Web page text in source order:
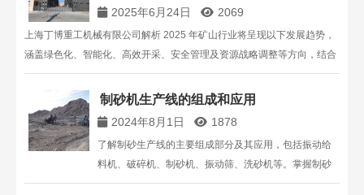
2025年6月24日 2069
上海丁博重工机械有限公司解析 2025 年矿山行业将呈现以下发展趋势，
涵盖绿色化、智能化、高效开采、安全管理及资源战略调整等方向，结合
技术案例与政策分析，为矿山企业发展提供参考。
制砂机生产线的组成和应用
2024年8月1日 1878
了解制砂生产线的主要组成部分及其应用，包括振动给
料机、破碎机、制砂机、振动筛、洗砂机等。掌握制砂
流程和设备功能，提高生产效率和砂石质量。